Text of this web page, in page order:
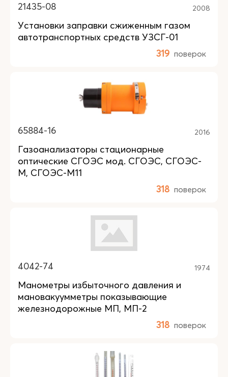
21435-08 2008
Установки заправки сжиженным газом
автотранспортных средств УЗСГ-01
319 поверок
65884-16 2016
Газоанализаторы стационарные
оптические СГОЭС мод. СГОЭС, СГОЭС-
М, СГОЭС-М11
318 поверок
4042-74 1974
Манометры избыточного давления и
мановакуумметры показывающие
железнодорожные МП, МП-2
318 поверок